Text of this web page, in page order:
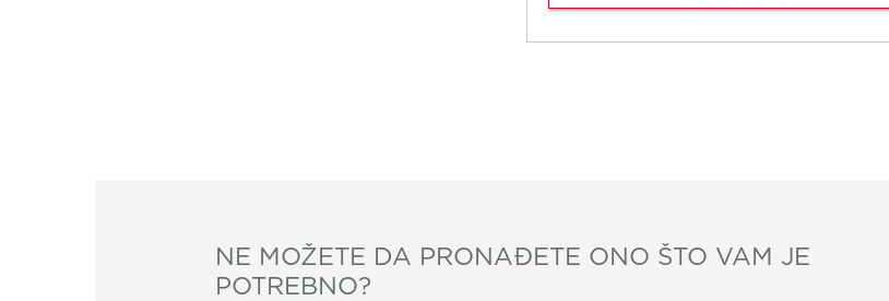
NE MOŽETE DA PRONAĐETE ONO ŠTO VAM JE
POTREBNO?